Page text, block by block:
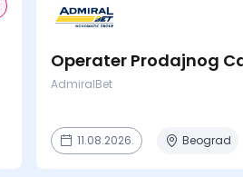
Operater Prodajnog
AdmiralBet
11.08.2026. Beograd